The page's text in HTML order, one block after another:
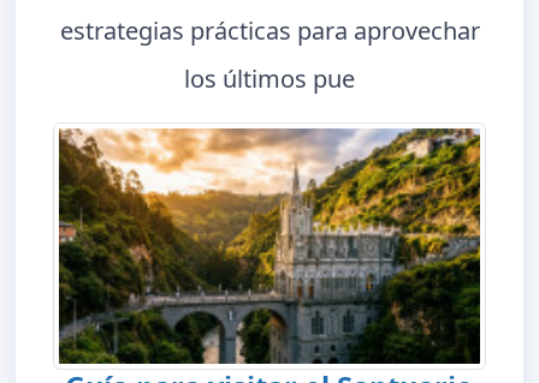
estrategias prácticas para aprovechar
los últimos pue